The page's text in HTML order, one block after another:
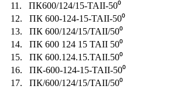
11. ПК600/124/15-ТАII-50⁰
12. ПК 600-124-15-ТАII-50⁰
13. ПК 600/124/15/ТАII/50⁰
14. ПК 600 124 15 ТАII 50⁰
15. ПК 600.124.15.ТАII.50⁰
16. ПК-600-124-15-ТАII-50⁰
17. ПК/600/124/15/ТАII/50⁰